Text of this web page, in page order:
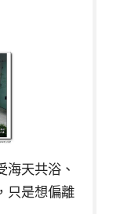
海天共浴、
只是想偏離